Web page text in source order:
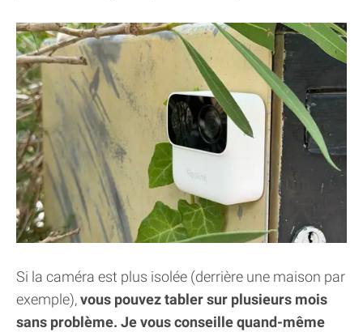
Si la caméra est plus isolée (derrière une maison par
exemple),vous pouvez tabler sur plusieurs mois
sans problème. Je vous conseille quand-même